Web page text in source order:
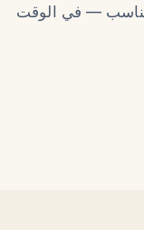
— في الوقت